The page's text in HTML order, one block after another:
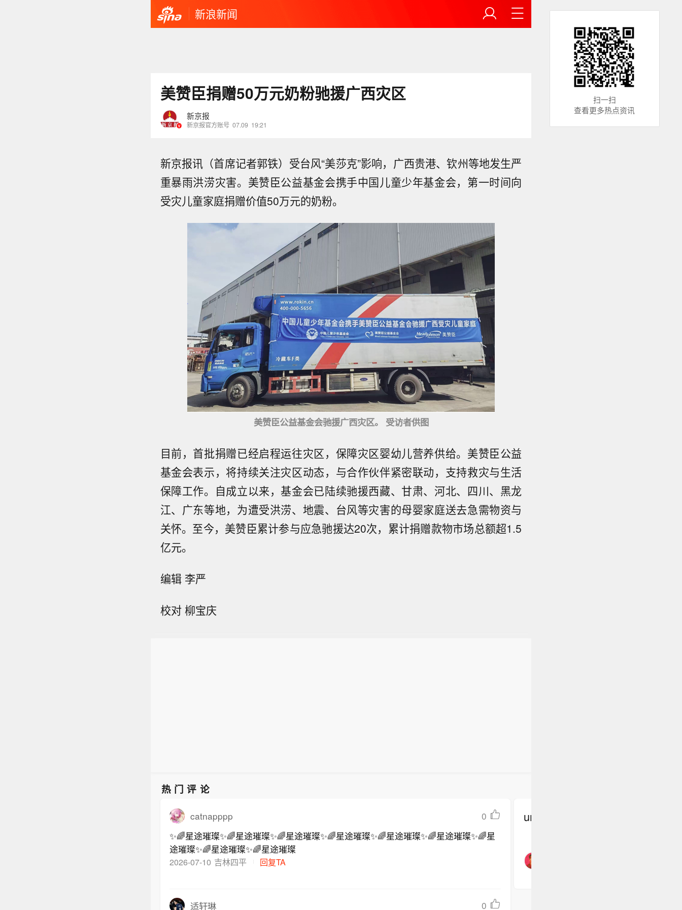
新浪新闻
美赞臣捐赠50万元奶粉驰援广西灾区
新京报
新京报官方账号 07.09 19:21
新京报讯（首席记者郭铁）受台风“美莎克”影响，广西贵港、钦州等地发生严
重暴雨洪涝灾害。美赞臣公益基金会携手中国儿童少年基金会，第一时间向
受灾儿童家庭捐赠价值50万元的奶粉。
美赞臣公益基金会驰援广西灾区。 受访者供图
目前，首批捐赠已经启程运往灾区，保障灾区婴幼儿营养供给。美赞臣公益
基金会表示，将持续关注灾区动态，与合作伙伴紧密联动，支持救灾与生活
保障工作。自成立以来，基金会已陆续驰援西藏、甘肃、河北、四川、黑龙
江、广东等地，为遭受洪涝、地震、台风等灾害的母婴家庭送去急需物资与
关怀。至今，美赞臣累计参与应急驰援达20次，累计捐赠款物市场总额超1.5
亿元。
编辑 李严
校对 柳宝庆
热门评论
catnapppp
0
✨🌈星途璀璨✨🌈星途璀璨✨🌈星途璀璨✨🌈星途璀璨✨🌈星途璀璨✨🌈星途璀璨✨🌈星
途璀璨✨🌈星途璀璨✨🌈星途璀璨
2026-07-10 吉林四平 回复TA
适轩琳 0
undefined
扫一扫
查看更多热点资讯